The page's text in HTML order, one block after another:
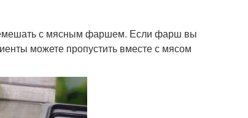
с мясным фаршем. Если фарш вы
можете пропустить вместе с мясом